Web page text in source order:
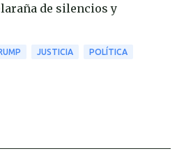
de silencios y
JUSTICIA POLÍTICA